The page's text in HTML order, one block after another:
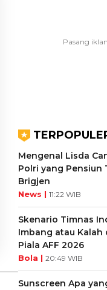
Cocok dengan
Kepribadianmu?
Mengenal Lisda
Polri yang Pensiun
Brigjen
News | 11:22 WIB
Skenario Timnas
Imbang atau Kalah
Piala AFF 2026
Bola | 20:49 WIB
Sunscreen Apa